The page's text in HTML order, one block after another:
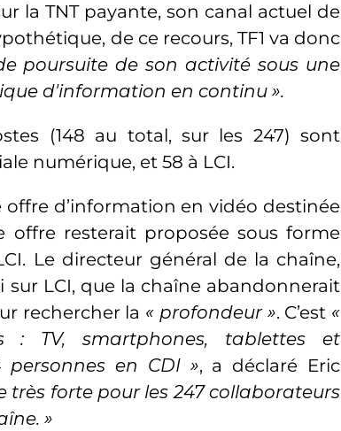
la TNT payante, son canal actuel de
de ce recours, TF1 va donc
poursuite de son activité sous une
d'information en continu ».
(148 au total, sur les 247) sont
numérique, et 58 à LCI.
d’information en vidéo destinée
offre resterait proposée sous forme
Le directeur général de la chaîne,
sur LCI, que la chaîne abandonnerait
rechercherla « profondeur ». C’est «
TV, smartphones, tablettes et
en CDI », a déclaré Eric
très forte pour les 247 collaborateurs
»